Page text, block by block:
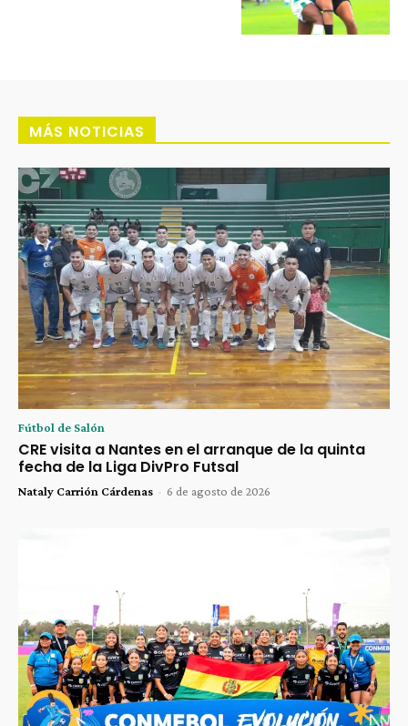
MÁS NOTICIAS
Fútbol de Salón
CRE visita a Nantes en el arranque de la quinta
fecha de la Liga DivPro Futsal
Nataly Carrión Cárdenas - 6 de agosto de 2026